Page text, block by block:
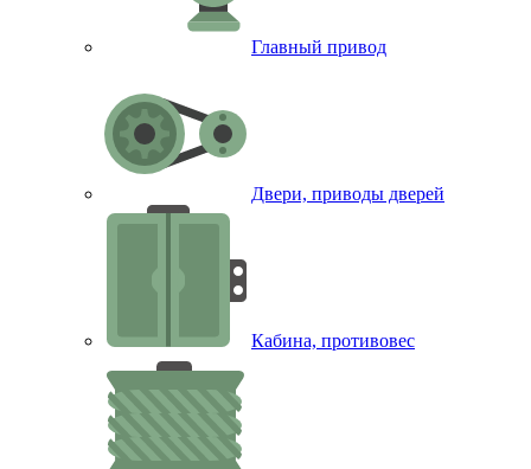
Главный привод
Двери, приводы дверей
Кабина, противовес